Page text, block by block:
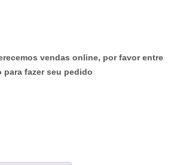
vendas online, por favor entre
fazer seu pedido